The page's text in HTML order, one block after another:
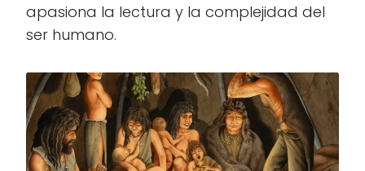
apasiona la lectura y la complejidad del
ser humano.